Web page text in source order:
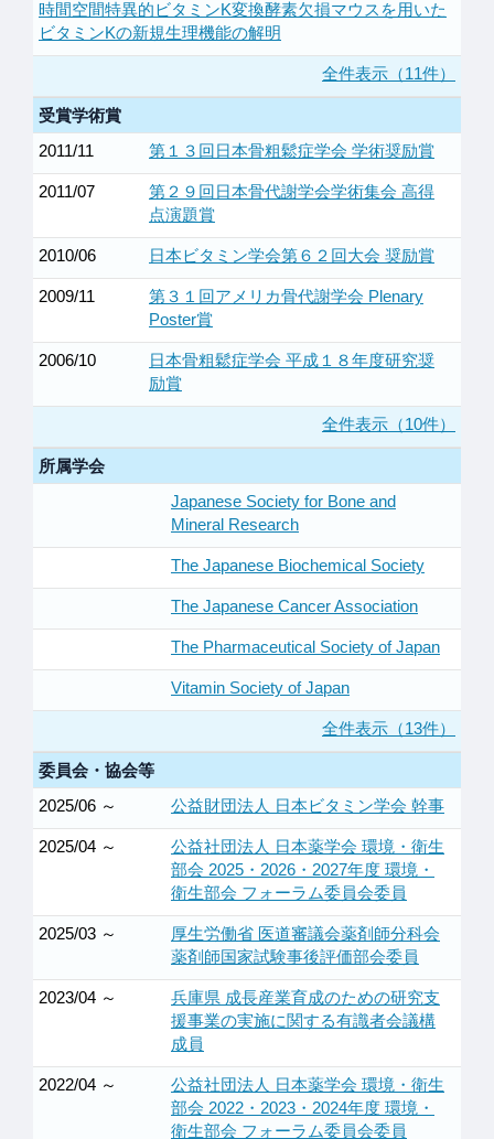
時間空間特異的ビタミンK変換酵素欠損マウスを用いた
ビタミンKの新規生理機能の解明
全件表示（11件）
受賞学術賞
2011/11
第１３回日本骨粗鬆症学会 学術奨励賞
2011/07
第２９回日本骨代謝学会学術集会 高得
点演題賞
2010/06 日本ビタミン学会第６２回大会 奨励賞
2009/11
第３１回アメリカ骨代謝学会 Plenary
Poster賞
2006/10
日本骨粗鬆症学会 平成１８年度研究奨
励賞
全件表示（10件）
所属学会
Japanese Society for Bone and
Mineral Research
The Japanese Biochemical Society
The Japanese Cancer Association
The Pharmaceutical Society of Japan
Vitamin Society of Japan
全件表示（13件）
委員会・協会等
2025/06 ～
公益財団法人 日本ビタミン学会 幹事
2025/04 ～
公益社団法人 日本薬学会 環境・衛生
部会 2025・2026・2027年度 環境・
衛生部会 フォーラム委員会委員
2025/03 ～
厚生労働省 医道審議会薬剤師分科会
薬剤師国家試験事後評価部会委員
2023/04 ～
兵庫県 成長産業育成のための研究支
援事業の実施に関する有識者会議構
成員
2022/04 ～
公益社団法人 日本薬学会 環境・衛生
部会 2022・2023・2024年度 環境・
衛生部会 フォーラム委員会委員